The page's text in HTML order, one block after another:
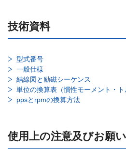
技術資料
型式番号
一般仕様
結線図と励磁シーケンス
単位の換算表（慣性モーメント・ト
ppsとrpmの換算方法
使用上の注意及びお願い